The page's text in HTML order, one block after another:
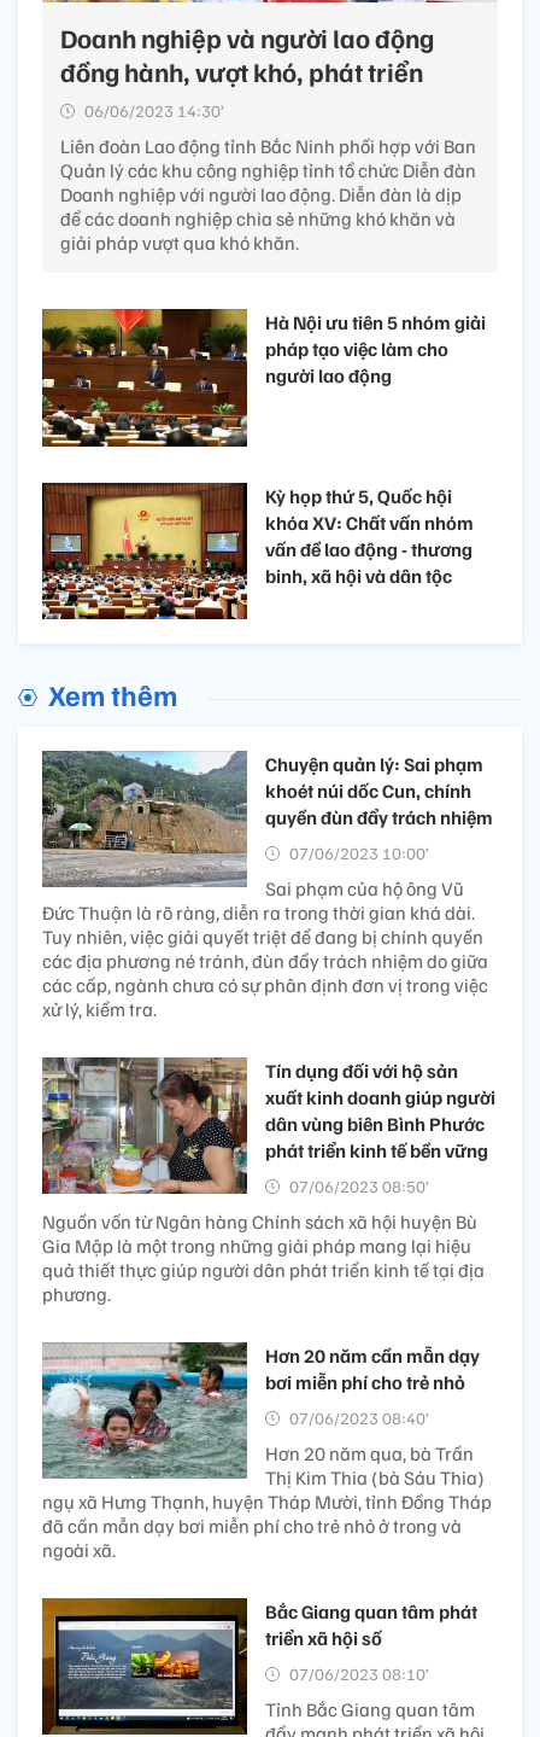
Doanh nghiệp và người lao động
đồng hành, vượt khó, phát triển
06/06/2023 14:30’
Liên đoàn Lao động tỉnh Bắc Ninh phối hợp với Ban
Quản lý các khu công nghiệp tỉnh tổ chức Diễn đàn
Doanh nghiệp với người lao động. Diễn đàn là dịp
để các doanh nghiệp chia sẻ những khó khăn và
giải pháp vượt qua khó khăn.
Hà Nội ưu tiên 5 nhóm giải
pháp tạo việc làm cho
người lao động
Kỳ họp thứ 5, Quốc hội
khóa XV: Chất vấn nhóm
vấn đề lao động - thương
binh, xã hội và dân tộc
Xem thêm
Chuyện quản lý: Sai phạm
khoét núi dốc Cun, chính
quyền đùn đẩy trách nhiệm
07/06/2023 10:00’
Sai phạm của hộ ông Vũ
Đức Thuận là rõ ràng, diễn ra trong thời gian khá dài.
Tuy nhiên, việc giải quyết triệt để đang bị chính quyền
các địa phương né tránh, đùn đẩy trách nhiệm do giữa
các cấp, ngành chưa có sự phân định đơn vị trong việc
xử lý, kiểm tra.
Tín dụng đối với hộ sản
xuất kinh doanh giúp người
dân vùng biên Bình Phước
phát triển kinh tế bền vững
07/06/2023 08:50’
Nguồn vốn từ Ngân hàng Chính sách xã hội huyện Bù
Gia Mập là một trong những giải pháp mang lại hiệu
quả thiết thực giúp người dân phát triển kinh tế tại địa
phương.
Hơn 20 năm cần mẫn dạy
bơi miễn phí cho trẻ nhỏ
07/06/2023 08:40’
Hơn 20 năm qua, bà Trần
Thị Kim Thia (bà Sáu Thia)
ngụ xã Hưng Thạnh, huyện Tháp Mười, tỉnh Đồng Tháp
đã cần mẫn dạy bơi miễn phí cho trẻ nhỏ ở trong và
ngoài xã.
Bắc Giang quan tâm phát
triển xã hội số
07/06/2023 08:10’
Tỉnh Bắc Giang quan tâm